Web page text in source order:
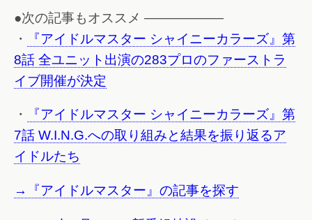
●次の記事もオススメ ——————
・
『アイドルマスター シャイニーカラーズ』第
8話 全ユニット出演の283プロのファーストラ
イブ開催が決定
・
『アイドルマスター シャイニーカラーズ』第
7話 W.I.N.G.への取り組みと結果を振り返るア
イドルたち
→『アイドルマスター』の記事を探す